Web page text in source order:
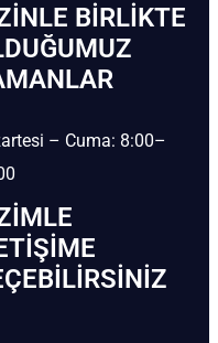
BIRLIKTE
– Cuma: 8:00–